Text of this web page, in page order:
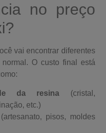
no preço
vai encontrar diferentes
O custo final está
da resina (cristal,
etc.)
(artesanato, pisos, moldes